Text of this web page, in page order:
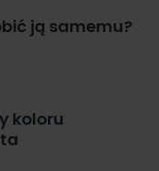
ją samemu?
koloru